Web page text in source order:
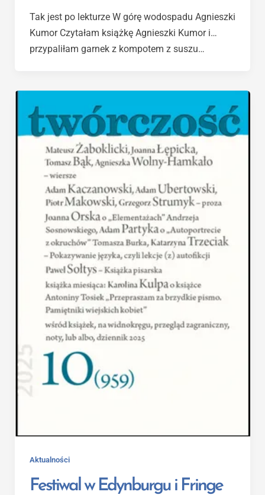
Tak jest po lekturze W górę wodospadu Agnieszki
Kumor Czytałam książkę Agnieszki Kumor i…
przypaliłam garnek z kompotem z suszu…
Aktualności
Festiwal w Edynburgu i Fringe